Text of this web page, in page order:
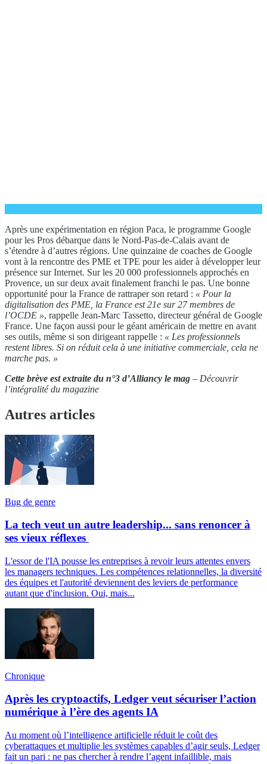
Après une expérimentation en région Paca, le programme Google
pour les Pros débarque dans le Nord-Pas-de-Calais avant de
s’étendre à d’autres régions. Une quinzaine de coaches de Google
vont à la rencontre des PME et TPE pour les aider à développer leur
présence sur Internet. Sur les 20 000 professionnels approchés en
Provence, un sur deux avait finalement franchi le pas. Une bonne
opportunité pour la France de rattraper son retard : « Pour la
digitalisation des PME, la France est 21e sur 27 membres de
l’OCDE », rappelle Jean-Marc Tassetto, directeur général de Google
France. Une façon aussi pour le géant américain de mettre en avant
ses outils, même si son dirigeant rappelle : « Les professionnels
restent libres. Si on réduit cela à une initiative commerciale, cela ne
marche pas. »
Cette brève est extraite du n°3 d’Alliancy le mag – Découvrir
l’intégralité du magazine
Autres articles
Bug de genre
La tech veut un autre leadership... sans renoncer à
ses vieux réflexes
L'essor de l'IA pousse les entreprises à revoir leurs attentes envers
les managers techniques. Les compétences relationnelles, la diversité
des équipes et l'autorité deviennent des leviers de performance
autant que d'inclusion. Oui, mais...
Chronique
Après les cryptoactifs, Ledger veut sécuriser l’action
numérique à l’ère des agents IA
Au moment où l’intelligence artificielle réduit le coût des
cyberattaques et multiplie les systèmes capables d’agir seuls, Ledger
fait un pari : ne pas chercher à rendre l’agent infaillible, mais